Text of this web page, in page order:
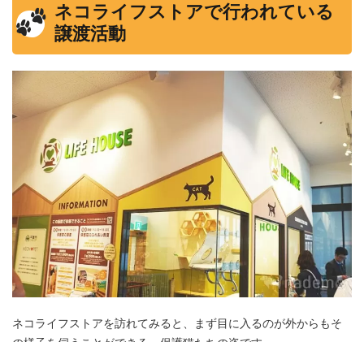
ネコライフストアで行われている
譲渡活動
ネコライフストアを訪れてみると、まず目に入るのが外からもそ